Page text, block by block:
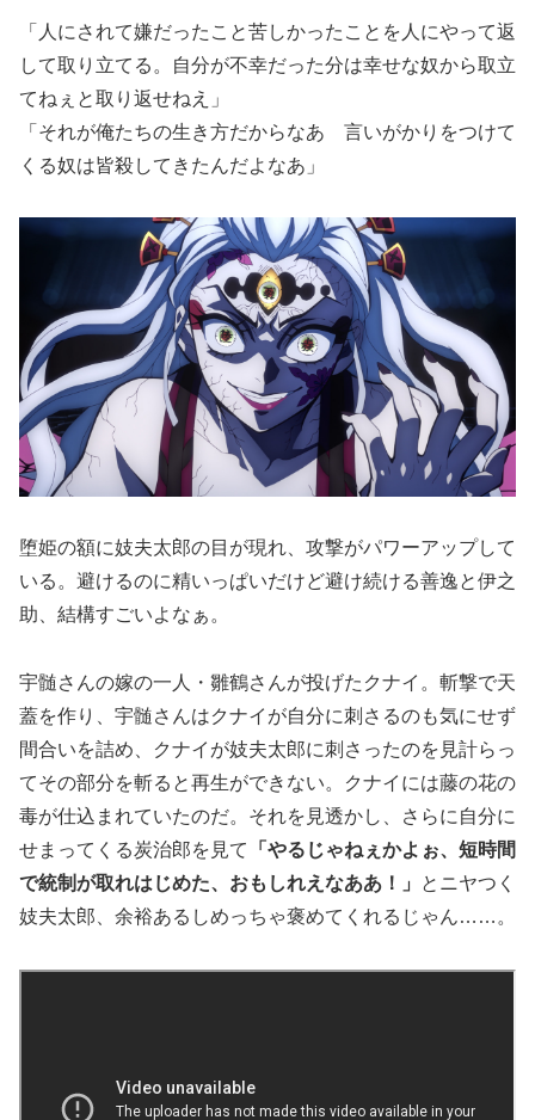
「人にされて嫌だったこと苦しかったことを人にやって返
して取り立てる。自分が不幸だった分は幸せな奴から取立
てねぇと取り返せねえ」
「それが俺たちの生き方だからなあ 言いがかりをつけて
くる奴は皆殺してきたんだよなあ」
堕姫の額に妓夫太郎の目が現れ、攻撃がパワーアップして
いる。避けるのに精いっぱいだけど避け続ける善逸と伊之
助、結構すごいよなぁ。
宇髄さんの嫁の一人・雛鶴さんが投げたクナイ。斬撃で天
蓋を作り、宇髄さんはクナイが自分に刺さるのも気にせず
間合いを詰め、クナイが妓夫太郎に刺さったのを見計らっ
てその部分を斬ると再生ができない。クナイには藤の花の
毒が仕込まれていたのだ。それを見透かし、さらに自分に
せまってくる炭治郎を見て
「やるじゃねぇかよぉ、短時間
で統制が取れはじめた、おもしれえなああ！」
とニヤつく
妓夫太郎、余裕あるしめっちゃ褒めてくれるじゃん……。